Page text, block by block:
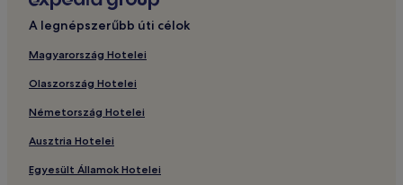
A legnépszerűbb úti célok
Magyarország Hotelei
Olaszország Hotelei
Németország Hotelei
Ausztria Hotelei
Egyesült Államok Hotelei